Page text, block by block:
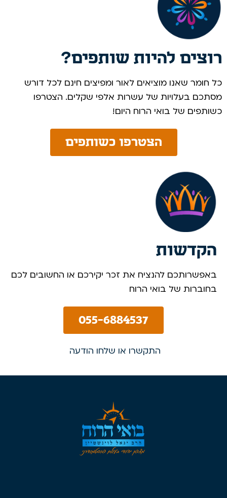
רוצים להיות שותפים?
כל חומר שאנו מוציאים לאור ומפיצים חינם לכל דורש
מסתכם בעלויות של עשרות אלפי שקלים. הצטרפו
כשותפים של בואי הרוח היום! ​
הצטרפו כשותפים
הקדשות
באפשרותכם להנציח את זכר יקירכם או החשובים לכם
בחוברות של בואי הרוח
055-6884537
התקשרו או שלחו הודעה